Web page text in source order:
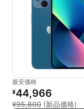
最安価格
リファービッシュ品の
¥44,966
¥95,800 (新品価格)